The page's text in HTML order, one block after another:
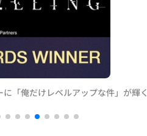
「俺だけレベルアップな件」が輝く